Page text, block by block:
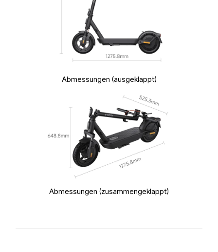
Abmessungen (ausgeklappt)
Abmessungen (zusammengeklappt)